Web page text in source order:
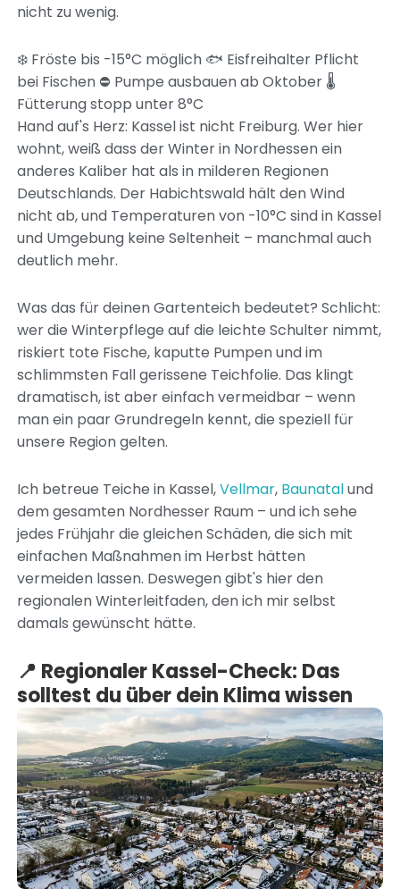
nicht zu wenig.
❄️ Fröste bis -15°C möglich 🐟 Eisfreihalter Pflicht
bei Fischen ⛔ Pumpe ausbauen ab Oktober 🌡️
Fütterung stopp unter 8°C
Hand auf's Herz: Kassel ist nicht Freiburg. Wer hier
wohnt, weiß dass der Winter in Nordhessen ein
anderes Kaliber hat als in milderen Regionen
Deutschlands. Der Habichtswald hält den Wind
nicht ab, und Temperaturen von -10°C sind in Kassel
und Umgebung keine Seltenheit – manchmal auch
deutlich mehr.
Was das für deinen Gartenteich bedeutet? Schlicht:
wer die Winterpflege auf die leichte Schulter nimmt,
riskiert tote Fische, kaputte Pumpen und im
schlimmsten Fall gerissene Teichfolie. Das klingt
dramatisch, ist aber einfach vermeidbar – wenn
man ein paar Grundregeln kennt, die speziell für
unsere Region gelten.
Ich betreue Teiche in Kassel,Vellmar, Baunatalund
dem gesamten Nordhesser Raum – und ich sehe
jedes Frühjahr die gleichen Schäden, die sich mit
einfachen Maßnahmen im Herbst hätten
vermeiden lassen. Deswegen gibt's hier den
regionalen Winterleitfaden, den ich mir selbst
damals gewünscht hätte.
📍 Regionaler Kassel-Check: Das
solltest du über dein Klima wissen